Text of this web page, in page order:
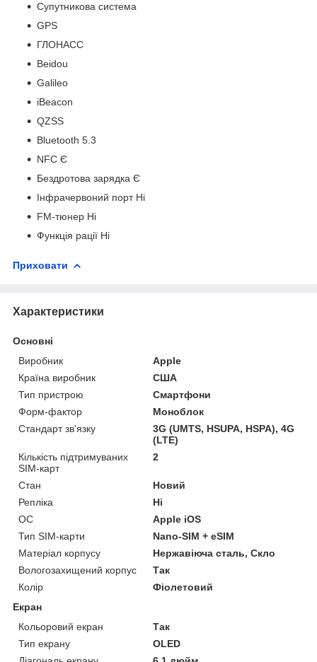
Супутникова система
GPS
ГЛОНАСС
Beidou
Galileo
iBeacon
QZSS
Bluetooth 5.3
NFC Є
Бездротова зарядка Є
Інфрачервоний порт Ні
FM-тюнер Ні
Функція рації Ні
Приховати
Характеристики
Основні
Виробник
Apple
Країна виробник
США
Тип пристрою
Смартфони
Форм-фактор
Моноблок
Стандарт зв'язку
3G (UMTS, HSUPA, HSPA), 4G
(LTE)
Кількість підтримуваних
SIM-карт
2
Стан
Новий
Репліка
Ні
ОС
Apple iOS
Тип SIM-карти
Nano-SIM + eSIM
Матеріал корпусу
Нержавіюча сталь, Скло
Вологозахищений корпус
Так
Колір
Фіолетовий
Екран
Кольоровий екран
Так
Тип екрану
OLED